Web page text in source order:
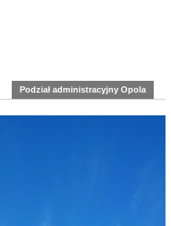
Podział administracyjny Opola